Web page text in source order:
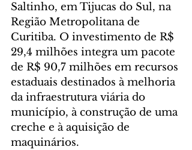
Saltinho, em Tijucas do Sul, na
Região Metropolitana de
Curitiba. O investimento de R$
29,4 milhões integra um pacote
de R$ 90,7 milhões em recursos
estaduais destinados à melhoria
da infraestrutura viária do
município, à construção de uma
creche e à aquisição de
maquinários.